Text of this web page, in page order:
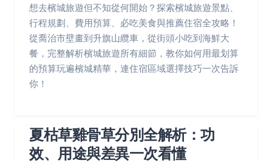
想去檳城旅遊但不知從何開始？探索檳城旅遊景點、
行程規劃、費用預算、必吃美食與推薦住宿全攻略！
從喬治市壁畫到升旗山纜車，從街頭小吃到海鮮大
餐，完整解析檳城旅遊所有細節，教你如何用最划算
的預算玩遍檳城精華，連住宿區域選擇技巧一次告訴
你！
夏枯草雞骨草分別全解析：功
效、用途與差異一次看懂